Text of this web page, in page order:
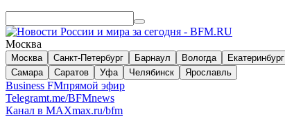
Москва
Москва Санкт-Петербург Барнаул Вологда Екатеринбург
Самара
Саратов Уфа Челябинск Ярославль
Business FMпрямой эфир
Telegramt.me/BFMnews
Канал в MAXmax.ru/bfm